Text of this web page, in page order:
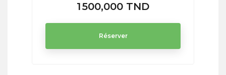
Prix
1 500,000 TND
Réserver